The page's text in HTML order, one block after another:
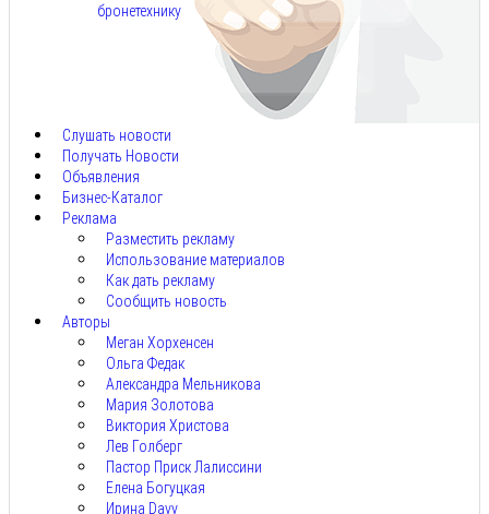
бронетехнику
Слушать новости
Получать Новости
Объявления
Бизнес-Каталог
Реклама
Разместить рекламу
Использование материалов
Как дать рекламу
Сообщить новость
Авторы
Меган Хорхенсен
Ольга Федак
Александра Мельникова
Мария Золотова
Виктория Христова
Лев Голберг
Пастор Приск Лалиссини
Елена Богуцкая
Ирина Davy